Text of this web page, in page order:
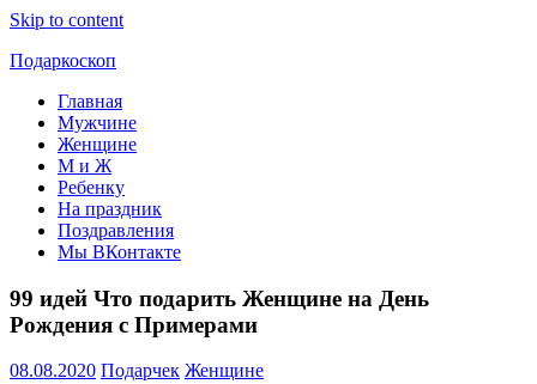
Skip to content
Подаркоскоп
Поможем
выбрать
подарить
Главная
Мужчине
Женщине
М и Ж
Ребенку
На праздник
Поздравления
Мы ВКонтакте
99 идей Что подарить Женщине на День
Рождения с Примерами
08.08.2020 Подарчек Женщине